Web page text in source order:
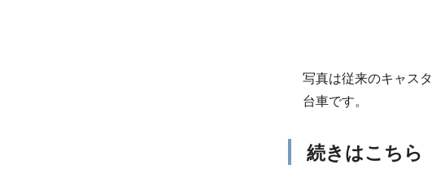
写真は従来のキャス
台車です。
続きはこちら